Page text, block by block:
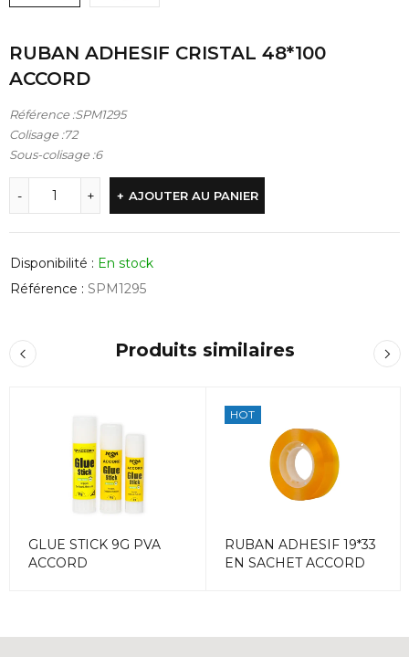
RUBAN ADHESIF CRISTAL 48*100
ACCORD
Référence :SPM1295
Colisage :72
Sous-colisage :6
AJOUTER AU PANIER
Disponibilité : En stock
Référence : SPM1295
Produits similaires
GLUE STICK 9G PVA
ACCORD
HOT
RUBAN ADHESIF 19*33
EN SACHET ACCORD